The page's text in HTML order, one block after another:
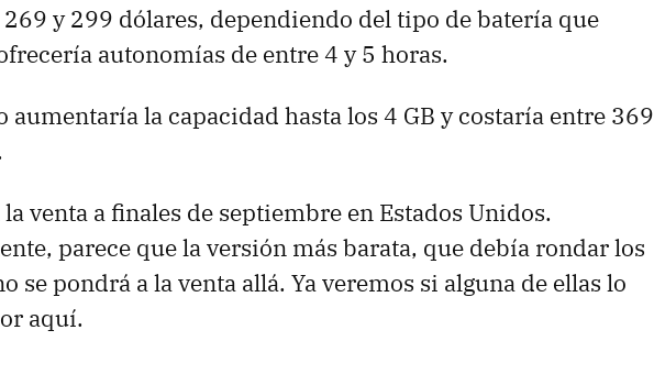
y 299 dólares, dependiendo del tipo de batería que
autonomías de entre 4 y 5 horas.
aumentaría la capacidad hasta los 4 GB y costaría entre 369
venta a finales de septiembre en Estados Unidos.
parece que la versión más barata, que debía rondar los
se pondrá a la venta allá. Ya veremos si alguna de ellas lo
aquí.